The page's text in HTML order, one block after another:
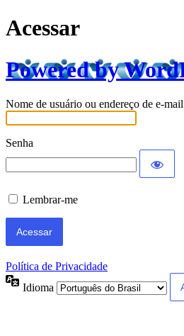
Acessar
Powered by
Nome de usuário ou endereço de e-mail
Senha
Lembrar-me
Política de Privacidade
Idioma